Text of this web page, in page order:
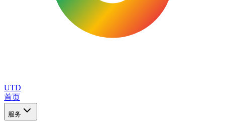
UTD
首页
服务